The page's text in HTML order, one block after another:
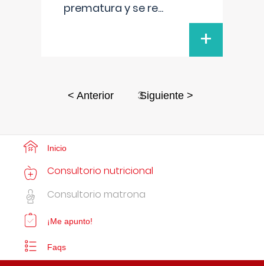
prematura y se re...
+
< Anterior 3Siguiente >
Inicio
Consultorio nutricional
Consultorio matrona
¡Me apunto!
Faqs